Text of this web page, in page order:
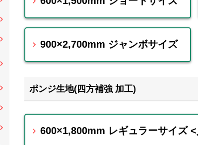
900×2,700mm ジャンボサイズ
ポンジ生地(四方補強 加工)
600×1,800mm レギュラーサイズ